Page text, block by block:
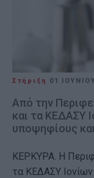
Στήριξη 01
Από την
και τα ΚΕΔΑΣΥ
υποψηφίους
ΚΕΡΚΥΡΑ. Η
τα ΚΕΔΑΣΥ